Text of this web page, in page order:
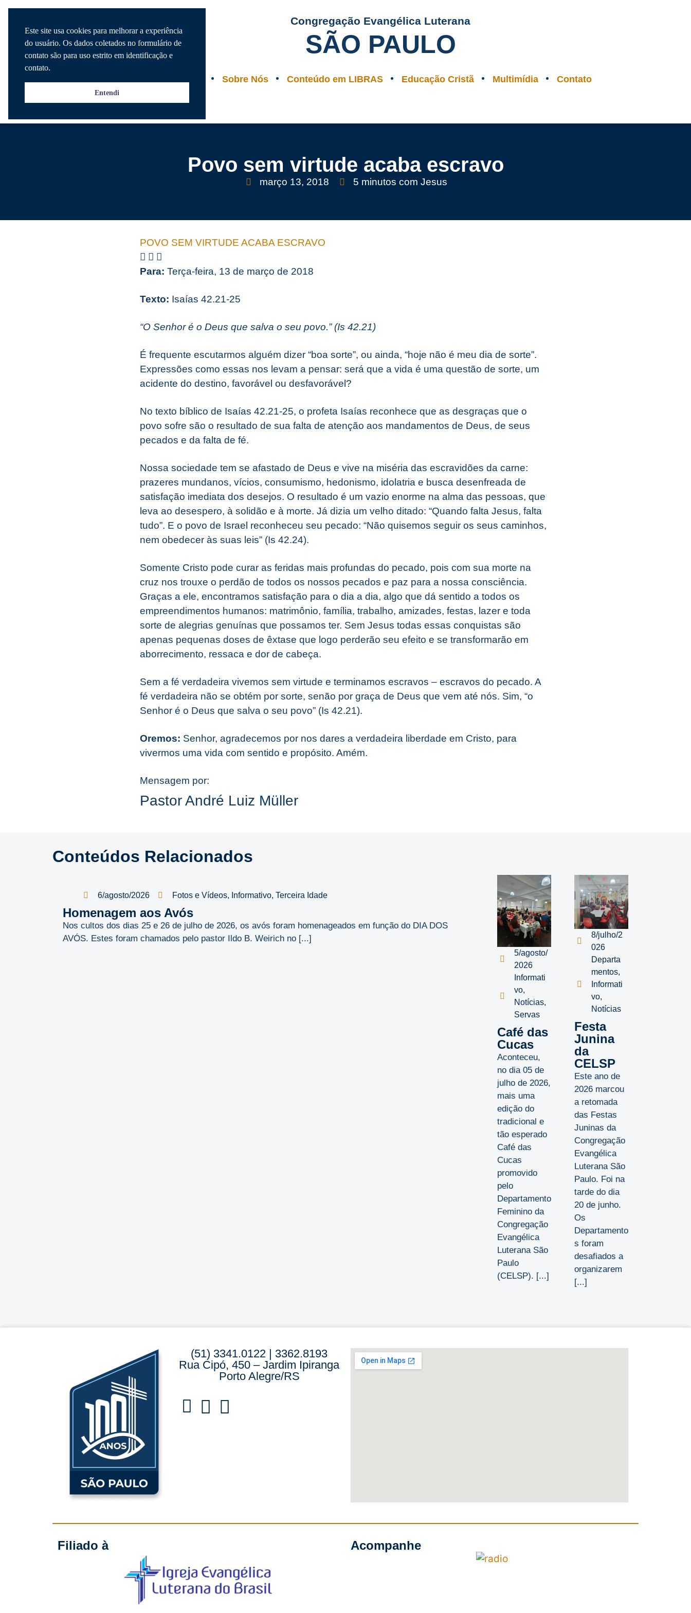
Congregação Evangélica Luterana
SÃO PAULO
Sobre Nós Conteúdo em LIBRAS Educação Cristã Multimídia Contato
Povo sem virtude acaba escravo
março 13, 2018 5 minutos com Jesus
POVO SEM VIRTUDE ACABA ESCRAVO
Para: Terça-feira, 13 de março de 2018
Texto: Isaías 42.21-25
“O Senhor é o Deus que salva o seu povo.” (Is 42.21)
É frequente escutarmos alguém dizer “boa sorte”, ou ainda, “hoje não é meu dia de sorte”.
Expressões como essas nos levam a pensar: será que a vida é uma questão de sorte, um
acidente do destino, favorável ou desfavorável?
No texto bíblico de Isaías 42.21-25, o profeta Isaías reconhece que as desgraças que o
povo sofre são o resultado de sua falta de atenção aos mandamentos de Deus, de seus
pecados e da falta de fé.
Nossa sociedade tem se afastado de Deus e vive na miséria das escravidões da carne:
prazeres mundanos, vícios, consumismo, hedonismo, idolatria e busca desenfreada de
satisfação imediata dos desejos. O resultado é um vazio enorme na alma das pessoas, que
leva ao desespero, à solidão e à morte. Já dizia um velho ditado: “Quando falta Jesus, falta
tudo”. E o povo de Israel reconheceu seu pecado: “Não quisemos seguir os seus caminhos,
nem obedecer às suas leis” (Is 42.24).
Somente Cristo pode curar as feridas mais profundas do pecado, pois com sua morte na
cruz nos trouxe o perdão de todos os nossos pecados e paz para a nossa consciência.
Graças a ele, encontramos satisfação para o dia a dia, algo que dá sentido a todos os
empreendimentos humanos: matrimônio, família, trabalho, amizades, festas, lazer e toda
sorte de alegrias genuínas que possamos ter. Sem Jesus todas essas conquistas são
apenas pequenas doses de êxtase que logo perderão seu efeito e se transformarão em
aborrecimento, ressaca e dor de cabeça.
Sem a fé verdadeira vivemos sem virtude e terminamos escravos – escravos do pecado. A
fé verdadeira não se obtém por sorte, senão por graça de Deus que vem até nós. Sim, “o
Senhor é o Deus que salva o seu povo” (Is 42.21).
Oremos: Senhor, agradecemos por nos dares a verdadeira liberdade em Cristo, para
vivermos uma vida com sentido e propósito. Amém.
Mensagem por:
Pastor André Luiz Müller
Conteúdos Relacionados
6/agosto/2026 Fotos e Vídeos, Informativo, Terceira Idade
Homenagem aos Avós
Nos cultos dos dias 25 e 26 de julho de 2026, os avós foram homenageados em função do DIA DOS
AVÓS. Estes foram chamados pelo pastor Ildo B. Weirich no [...]
5/agosto/
2026
Informati
vo,
Notícias,
Servas
Café das
Cucas
Aconteceu,
no dia 05 de
julho de 2026,
mais uma
edição do
tradicional e
tão esperado
Café das
Cucas
promovido
pelo
Departamento
Feminino da
Congregação
Evangélica
Luterana São
Paulo
(CELSP). [...]
8/julho/2
026
Departa
mentos,
Informati
vo,
Notícias
Festa
Junina
da
CELSP
Este ano de
2026 marcou
a retomada
das Festas
Juninas da
Congregação
Evangélica
Luterana São
Paulo. Foi na
tarde do dia
20 de junho.
Os
Departamento
s foram
desafiados a
organizarem
[...]
(51) 3341.0122 | 3362.8193
Rua Cipó, 450 – Jardim Ipiranga
Porto Alegre/RS
Filiado à Acompanhe
Este site usa cookies para melhorar a experiência
do usuário. Os dados coletados no formulário de
contato são para uso estrito em identificação e
contato.
Entendi